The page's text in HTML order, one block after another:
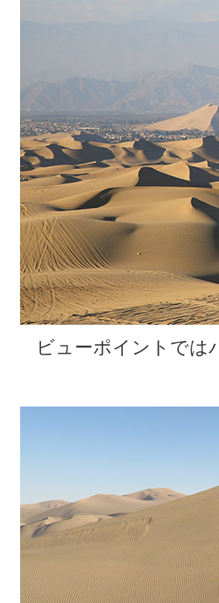
ビューポイントでは